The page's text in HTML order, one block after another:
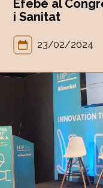
Efebé al
i Sanitat
23/02/2024